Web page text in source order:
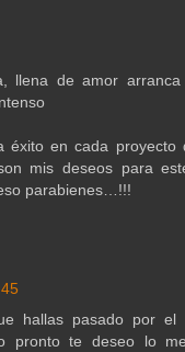
llena de amor arranca
éxito en cada proyecto
mis deseos para
parabienes…!!!
hallas pasado por el
pronto te deseo lo